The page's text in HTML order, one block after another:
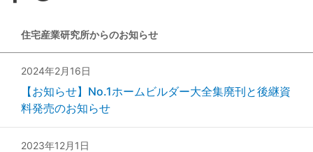
住宅産業研究所からのお知らせ
2024年2月16日
【お知らせ】No.1ホームビルダー大全集廃刊と後継資
料発売のお知らせ
2023年12月1日